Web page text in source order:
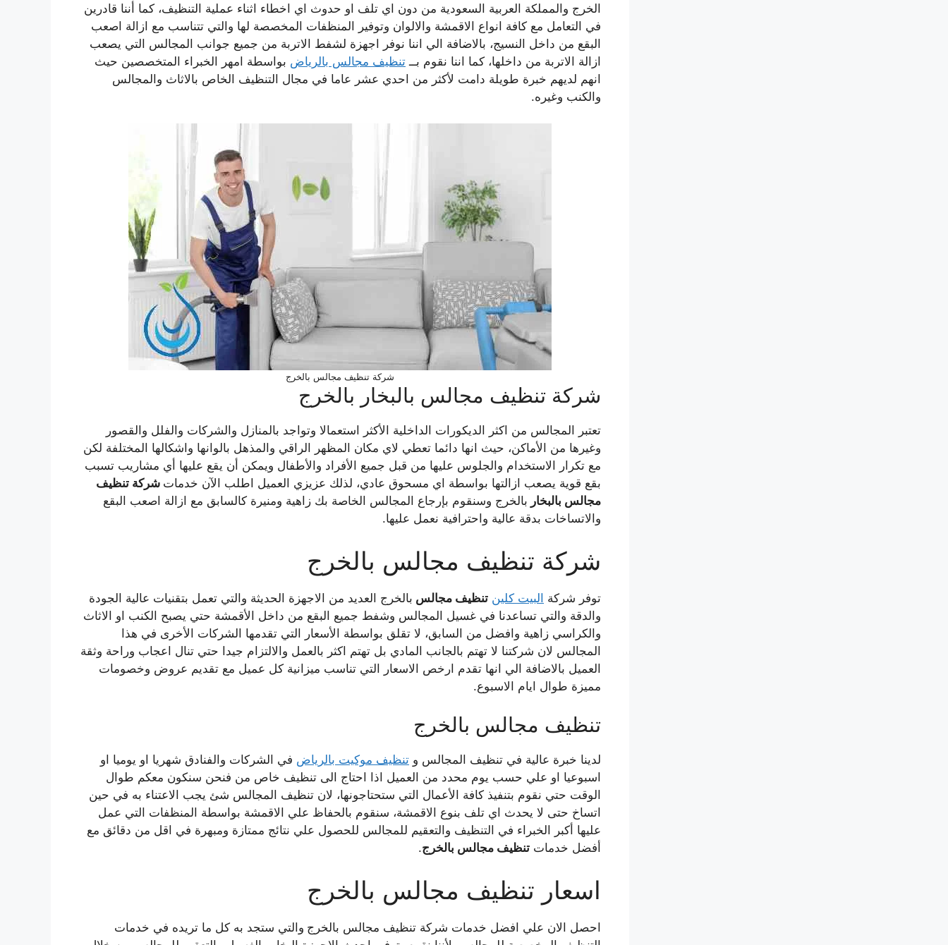
الخرج والمملكة العربية السعودية من دون اي تلف او حدوث اي اخطاء اثناء عملية التنظيف، كما أننا قادرين
في التعامل مع كافة انواع الاقمشة والالوان وتوفير المنظفات المخصصة لها والتي تتناسب مع ازالة اصعب
البقع من داخل النسيج، بالاضافة الي اننا نوفر اجهزة لشفط الاتربة من جميع جوانب المجالس التي يصعب
ازالة الاتربة من داخلها، كما اننا نقوم بــ تنظيف مجالس بالرياض بواسطة امهر الخبراء المتخصصين حيث
انهم لديهم خبرة طويلة دامت لأكثر من احدي عشر عاما في مجال التنظيف الخاص بالاثاث والمجالس
والكنب وغيره.
شركة تنظيف مجالس بالخرج
شركة تنظيف مجالس بالبخار بالخرج
تعتبر المجالس من اكثر الديكورات الداخلية الأكثر استعمالا وتواجد بالمنازل والشركات والفلل والقصور
وغيرها من الأماكن، حيث انها دائما تعطي لاي مكان المظهر الراقي والمذهل بالوانها واشكالها المختلفة لكن
مع تكرار الاستخدام والجلوس عليها من قبل جميع الأفراد والأطفال ويمكن أن يقع عليها أي مشاريب تسبب
بقع قوية يصعب ازالتها بواسطة اي مسحوق عادي، لذلك عزيزي العميل اطلب الآن خدمات شركة تنظيف
مجالس بالبخار بالخرج وسنقوم بإرجاع المجالس الخاصة بك زاهية ومنيرة كالسابق مع ازالة اصعب البقع
والاتساخات بدقة عالية واحترافية نعمل عليها.
شركة تنظيف مجالس بالخرج
توفر شركة البيت كلين تنظيف مجالس بالخرج العديد من الاجهزة الحديثة والتي تعمل بتقنيات عالية الجودة
والدقة والتي تساعدنا في غسيل المجالس وشفط جميع البقع من داخل الأقمشة حتي يصبح الكنب او الاثاث
والكراسي زاهية وافضل من السابق، لا تقلق بواسطة الأسعار التي تقدمها الشركات الأخرى في هذا
المجالس لان شركتنا لا تهتم بالجانب المادي بل تهتم اكثر بالعمل والالتزام جيدا حتي تنال اعجاب وراحة وثقة
العميل بالاضافة الي انها تقدم ارخص الاسعار التي تناسب ميزانية كل عميل مع تقديم عروض وخصومات
مميزة طوال ايام الاسبوع.
تنظيف مجالس بالخرج
لدينا خبرة عالية في تنظيف المجالس و تنظيف موكيت بالرياض في الشركات والفنادق شهريا او يوميا او
اسبوعيا او علي حسب يوم محدد من العميل اذا احتاج الى تنظيف خاص من فنحن سنكون معكم طوال
الوقت حتي نقوم بتنفيذ كافة الأعمال التي ستحتاجونها، لان تنظيف المجالس شئ يجب الاعتناء به في حين
اتساخ حتى لا يحدث اي تلف بنوع الاقمشة، سنقوم بالحفاظ علي الاقمشة بواسطة المنظفات التي عمل
عليها أكبر الخبراء في التنظيف والتعقيم للمجالس للحصول علي نتائج ممتازة ومبهرة في اقل من دقائق مع
أفضل خدمات تنظيف مجالس بالخرج.
اسعار تنظيف مجالس بالخرج
احصل الان علي افضل خدمات شركة تنظيف مجالس بالخرج والتي ستجد به كل ما تريده في خدمات